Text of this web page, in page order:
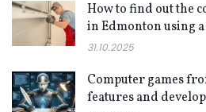
How to find out the
in Edmonton using
31.10.2025
Computer games
features and